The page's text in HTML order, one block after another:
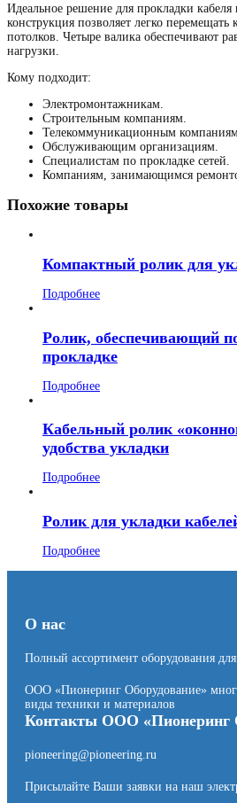
Идеальное решение для прокладки кабеля
конструкция позволяет легко перемещать
потолков. Четыре валика обеспечивают
нагрузки.
Кому подходит:
Электромонтажникам.
Строительным компаниям.
Телекоммуникационным
Обслуживающим организациям.
Специалистам по прокладке сетей.
Компаниям, занимающимся
Похожие товары
Компактный ролик для
Подробнее
Ролик, обеспечивающий
прокладке
Подробнее
Кабельный ролик
удобства укладки
Подробнее
Ролик для укладки
Подробнее
О нас
Полный ассортимент оборудования
ООО «Пионеринг Оборудование»
виды техники и материалов
Контакты ООО «Пионеринг
pioneering@pioneering.ru
Присылайте Ваши заявки на наш